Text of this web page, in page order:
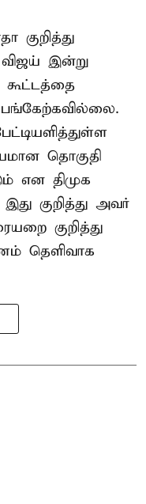
குறித்து
இன்று
கூட்டத்தை
பங்கேற்கவில்லை.
தொகுதி
என திமுக
குறித்து அவர்
குறித்து
தெளிவாக